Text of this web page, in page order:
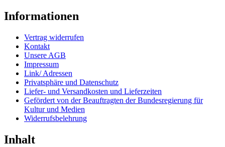
Informationen
Vertrag widerrufen
Kontakt
Unsere AGB
Impressum
Link/ Adressen
Privatsphäre und Datenschutz
Liefer- und Versandkosten und Lieferzeiten
Gefördert von der Beauftragten der Bundesregierung für
Kultur und Medien
Widerrufsbelehrung
Inhalt